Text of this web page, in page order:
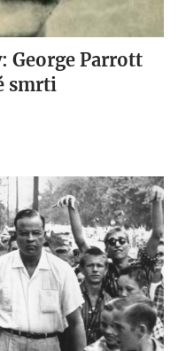
George Parrott
smrti